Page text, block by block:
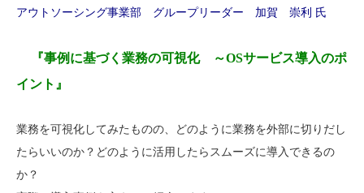
アウトソーシング事業部 グループリーダー 加賀 崇利 氏
『事例に基づく業務の可視化 ～OSサービス導入のポ
イント』
業務を可視化してみたものの、どのように業務を外部に切りだし
たらいいのか？どのように活用したらスムーズに導入できるの
か？